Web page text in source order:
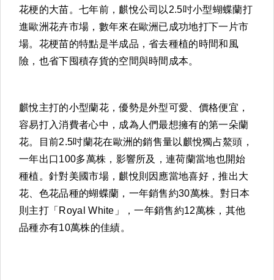
花梗的大苗。七年前，麒悅公司以 2.5吋小型蝴蝶蘭打
進歐洲花卉市場，數年來在歐洲已成功地打下一片市
場。花梗苗的特點是半成品，省去種植的時間和風
險，也省下囤積存貨的空間與時間成本。
麒悅主打的小型蘭花，優勢是外型可愛、價格便宜，
容易打入消費者心中，成為人們最想擁有的第一朵蘭
花。目前2.5吋蘭花在歐洲的銷售量以麒悅獨占鰲頭，
一年出口100多萬株，影響所及，連荷蘭當地也開始
種植。針對美國市場，麒悅則因應當地喜好，推出大
花、色花品種的蝴蝶蘭，一年銷售約30萬株。對日本
則主打「 Royal White 」，一年銷售約12萬株，其他
品種亦有10萬株的佳績。